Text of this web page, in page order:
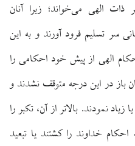
ذات الهی می‌خواند؛ زیرا آنان
سر تسلیم فرود آورند و به این
الهی از پیش خود احکامی را
باز در این درجه متوقف نشدند و
زیاد نمودند. بالاتر از آن، تکبر را
خداوند را کشتند یا تبعید